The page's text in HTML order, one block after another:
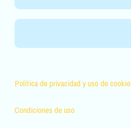
Política de privacidad y uso de cookie
Condiciones de uso